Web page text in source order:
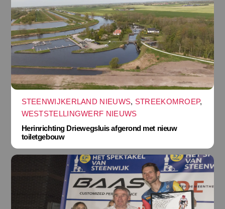
STEENWIJKERLAND NIEUWS, STREEKOMROEP,
WESTSTELLINGWERF NIEUWS
Herinrichting Driewegsluis afgerond met nieuw
toiletgebouw